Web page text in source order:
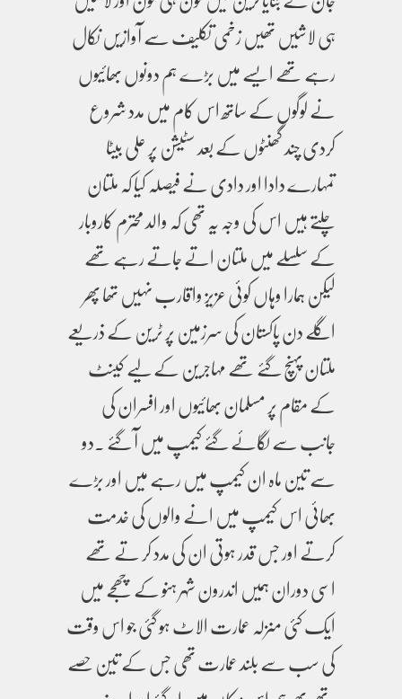
ہی لاشیں تھیں زخمی تکلیف سے آوازیں نکال
رہے تھے ایسے میں بڑے ہم دونوں بھائیوں
نے لوگوں کے ساتھ اس کام میں مدد شروع
کردی چند گھنٹوں کے بعد سٹیشن پر علی بیٹا
تمہارے دادا اور دادی نے فیصلہ کیا کہ ملتان
چلتے ہیں اس کی وجہ یہ تھی کہ والد محترم کاروبار
کے سلسلے میں ملتان اتے جاتے رہے تھے
لیکن ہمارا وہاں کوئی عزیز واقارب نہیں تھا پھر
اگلے دن پاکستان کی سرزمین پر ٹرین کے ذریعے
ملتان پہنچ گئے تھے مہاجرین کے لیے کینٹ
کے مقام پر مسلمان بھائیوں اور افسران کی
جانب سے لگائے گئے کیمپ میں آ گئے ۔دو
سے تین ماہ ان کیمپ میں رہے میں اور بڑے
بھائی اس کیمپ میں انے والوں کی خدمت
کرتے اور جس قدر ہوتی ان کی مدد کر تے تھے
اسی دوران ہمیں اندرون شہر ہنو کے چھجے میں
ایک کئی منزلہ عمارت الاٹ ہو گئی جو اس وقت
کی سب سے بلند عمارت تھی جس کے تین حصے